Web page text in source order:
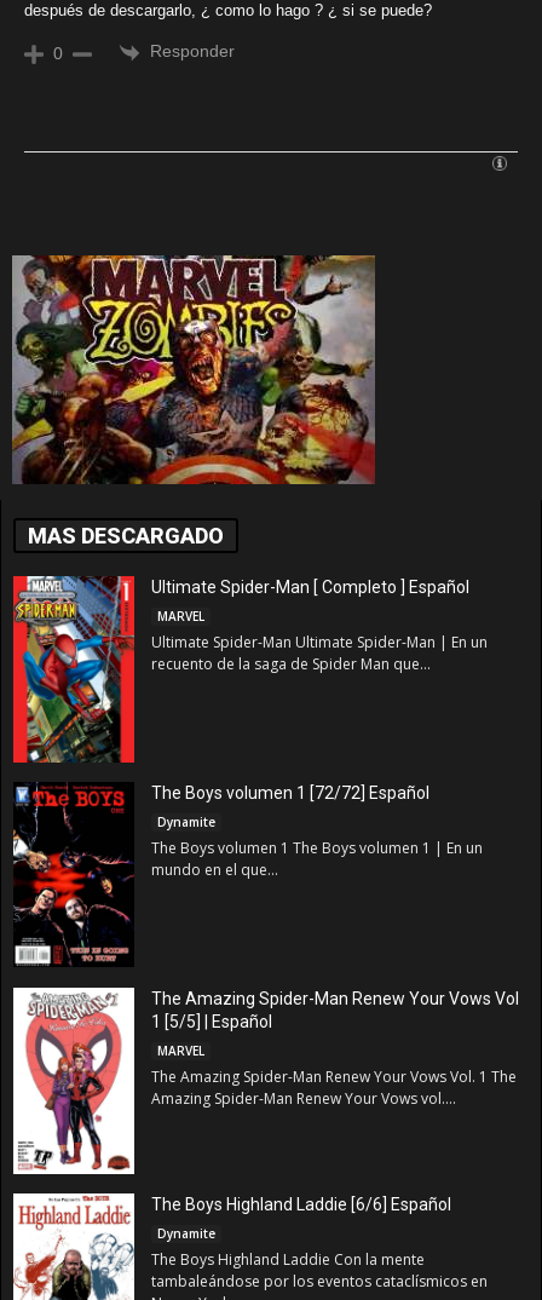
después de descargarlo, ¿ como lo hago ? ¿ si se puede?
0 Responder
MAS DESCARGADO
Ultimate Spider-Man [ Completo ] Español
MARVEL
Ultimate Spider-Man Ultimate Spider-Man | En un
recuento de la saga de Spider Man que...
The Boys volumen 1 [72/72] Español
Dynamite
The Boys volumen 1 The Boys volumen 1 | En un
mundo en el que...
The Amazing Spider-Man Renew Your Vows Vol
1 [5/5] | Español
MARVEL
The Amazing Spider-Man Renew Your Vows Vol. 1 The
Amazing Spider-Man Renew Your Vows vol....
The Boys Highland Laddie [6/6] Español
Dynamite
The Boys Highland Laddie Con la mente
tambaleándose por los eventos cataclísmicos en